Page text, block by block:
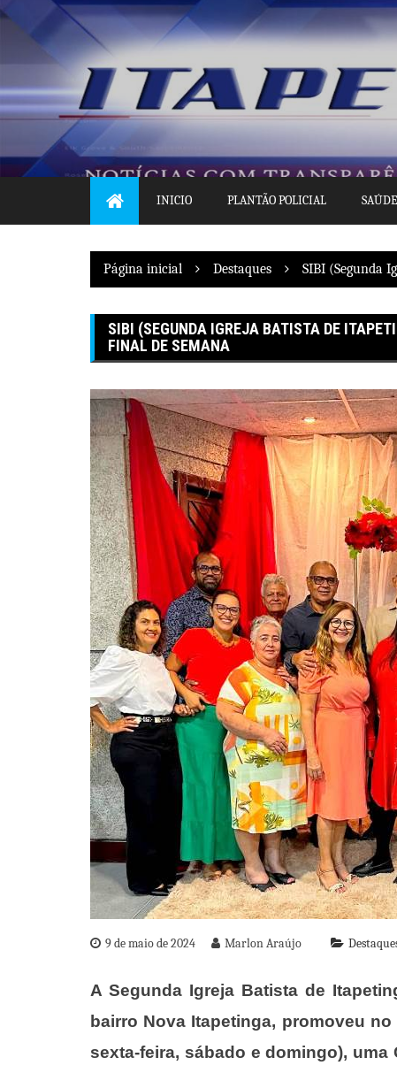
Pular
para
INICIO PLANTÃO POLICIAL SAÚDE
Página inicial Destaques SIBI (Segunda
SIBI (SEGUNDA IGREJA BATISTA DE
FINAL DE SEMANA
9 de maio de 2024 Marlon Araújo
A Segunda Igreja Batista de
bairro Nova Itapetinga, promoveu
sexta-feira, sábado e domingo),